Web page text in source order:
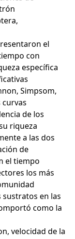
el
con
específica
Simpsom,
curvas
de los
riqueza
a las dos
de
el tiempo
los más
en las
como la
velocidad de la